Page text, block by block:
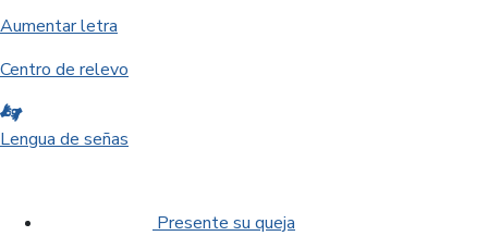
Aumentar letra
Centro de relevo
Lengua de señas
Presente su queja